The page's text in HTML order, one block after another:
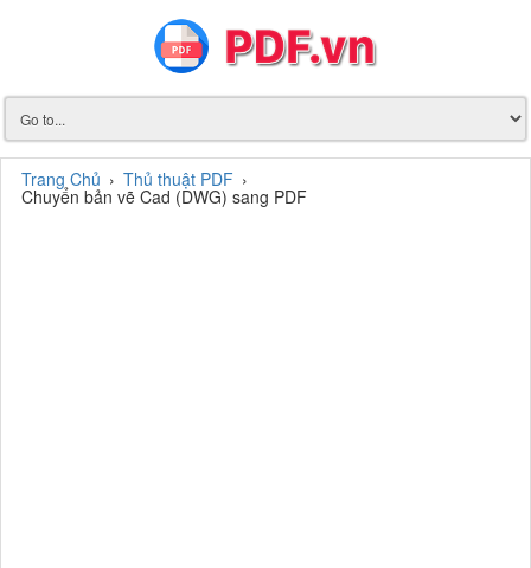
Trang Chủ › Thủ thuật PDF ›
Chuyển bản vẽ Cad (DWG) sang PDF